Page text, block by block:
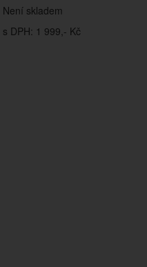
Není skladem
s DPH: 1 999,- Kč